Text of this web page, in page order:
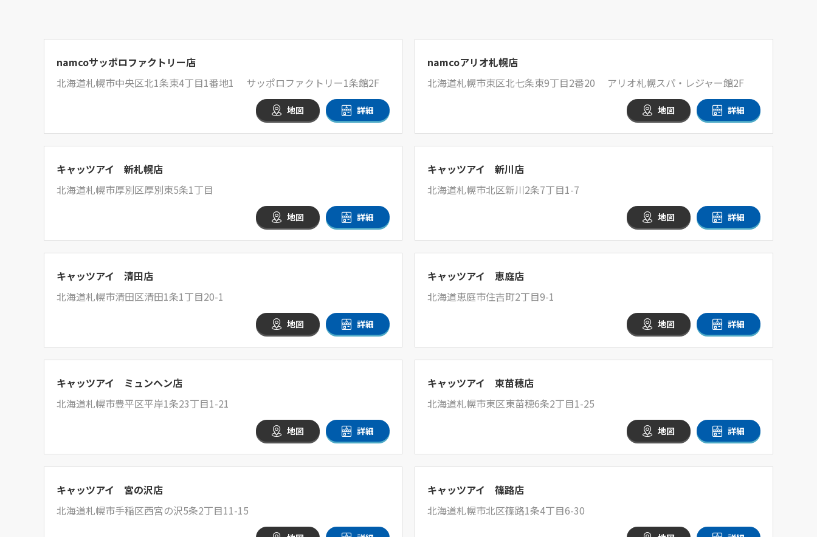
namcoサッポロファクトリー店
北海道札幌市中央区北1条東4丁目1番地1 サッポロファクトリー1条館2F
地図 詳細
namcoアリオ札幌店
北海道札幌市東区北七条東9丁目2番20 アリオ札幌スパ・レジャー館2F
地図 詳細
キャッツアイ 新札幌店
北海道札幌市厚別区厚別東5条1丁目
地図 詳細
キャッツアイ 新川店
北海道札幌市北区新川2条7丁目1-7
地図 詳細
キャッツアイ 清田店
北海道札幌市清田区清田1条1丁目20-1
地図 詳細
キャッツアイ 恵庭店
北海道恵庭市住吉町2丁目9-1
地図 詳細
キャッツアイ ミュンヘン店
北海道札幌市豊平区平岸1条23丁目1-21
地図 詳細
キャッツアイ 東苗穂店
北海道札幌市東区東苗穂6条2丁目1-25
地図 詳細
キャッツアイ 宮の沢店
北海道札幌市手稲区西宮の沢5条2丁目11-15
キャッツアイ 篠路店
北海道札幌市北区篠路1条4丁目6-30